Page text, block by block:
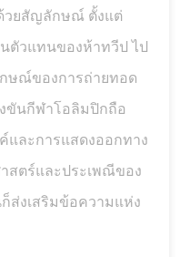
วยสัญลักษณ์ ตั้งแต่
ตัวแทนของห้าทวีป ไป
ษณ์ของการถ่ายทอด
ขันกีฬาโอลิมปิกถือ
และการแสดงออกทาง
สตร์และประเพณีของ
ส่งเสริมข้อความแห่ง